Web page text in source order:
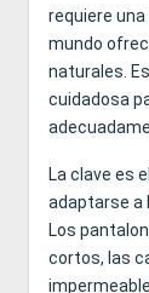
requiere
mundo
naturales.
cuidadosa
La clave es
adaptarse a
Los
cortos, las